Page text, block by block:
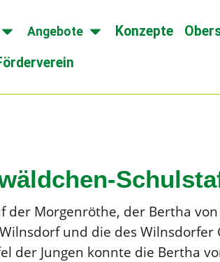
Angebote Konzepte
der Morgenröthe, der Bertha
und die des Wilnsdorfer
Jungen konnte die Bertha